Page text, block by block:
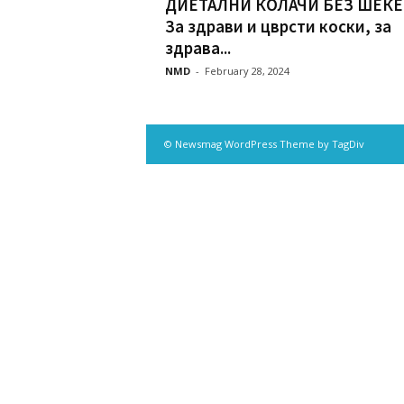
ДИЕТАЛНИ КОЛАЧИ БЕЗ
За здрави и цврсти коски, за
здрава...
NMD - February 28, 2024
© Newsmag WordPress Theme by TagDiv